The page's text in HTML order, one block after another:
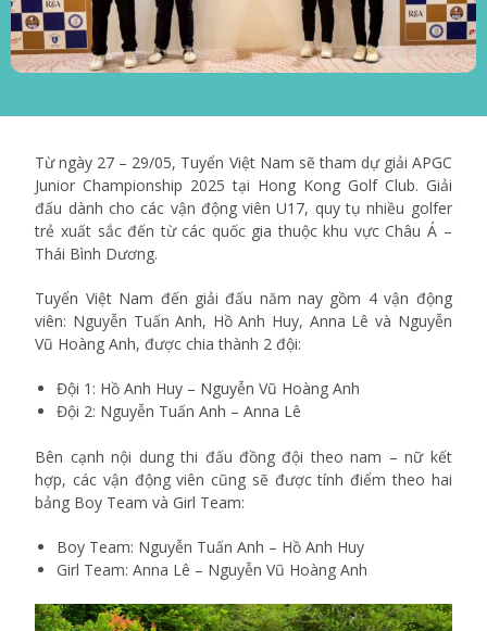
Từ ngày 27 – 29/05, Tuyển Việt Nam sẽ tham dự giải APGC
Junior Championship 2025 tại Hong Kong Golf Club. Giải
đấu dành cho các vận động viên U17, quy tụ nhiều golfer
trẻ xuất sắc đến từ các quốc gia thuộc khu vực Châu Á –
Thái Bình Dương.
Tuyển Việt Nam đến giải đấu năm nay gồm 4 vận động
viên: Nguyễn Tuấn Anh, Hồ Anh Huy, Anna Lê và Nguyễn
Vũ Hoàng Anh, được chia thành 2 đội:
Đội 1: Hồ Anh Huy – Nguyễn Vũ Hoàng Anh
Đội 2: Nguyễn Tuấn Anh – Anna Lê
Bên cạnh nội dung thi đấu đồng đội theo nam – nữ kết
hợp, các vận động viên cũng sẽ được tính điểm theo hai
bảng Boy Team và Girl Team:
Boy Team: Nguyễn Tuấn Anh – Hồ Anh Huy
Girl Team: Anna Lê – Nguyễn Vũ Hoàng Anh